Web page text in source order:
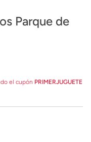
Parque de
el cupón PRIMERJUGUETE